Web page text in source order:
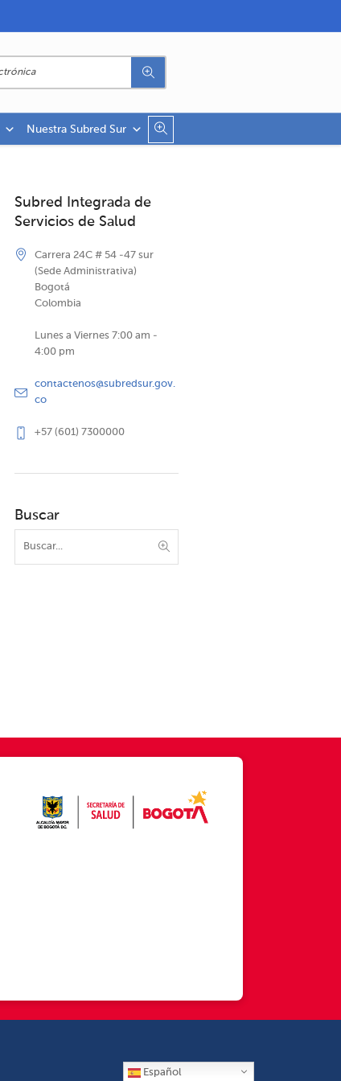
Nuestra Subred Sur
Subred Integrada de
Servicios de Salud
Carrera 24C # 54 -47 sur
(Sede Administrativa)
Bogotá
Colombia
Lunes a Viernes 7:00 am -
4:00 pm
contactenos@subredsur.gov.
co
+57 (601) 7300000
Buscar
Español